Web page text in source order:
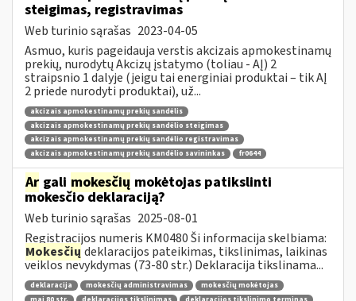
steigimas, registravimas
Web turinio sąrašas 2023-04-05
Asmuo, kuris pageidauja verstis akcizais apmokestinamų
prekių, nurodytų Akcizų įstatymo (toliau - AĮ) 2
straipsnio 1 dalyje (jeigu tai energiniai produktai – tik AĮ
2 priede nurodyti produktai), už...
akcizais apmokestinamų prekių sandėlis
akcizais apmokestinamų prekių sandėlio steigimas
akcizais apmokestinamų prekių sandėlio registravimas
akcizais apmokestinamų prekių sandėlio savininkas
fr0644
Ar gali mokesčių mokėtojas patikslinti
mokesčio deklaraciją?
Web turinio sąrašas 2025-08-01
Registracijos numeris KM0480 Ši informacija skelbiama:
Mokesčių deklaracijos pateikimas, tikslinimas, laikinas
veiklos nevykdymas (73-80 str.) Deklaracija tikslinama...
deklaracija mokesčių administravimas
mokesčių mokėtojas